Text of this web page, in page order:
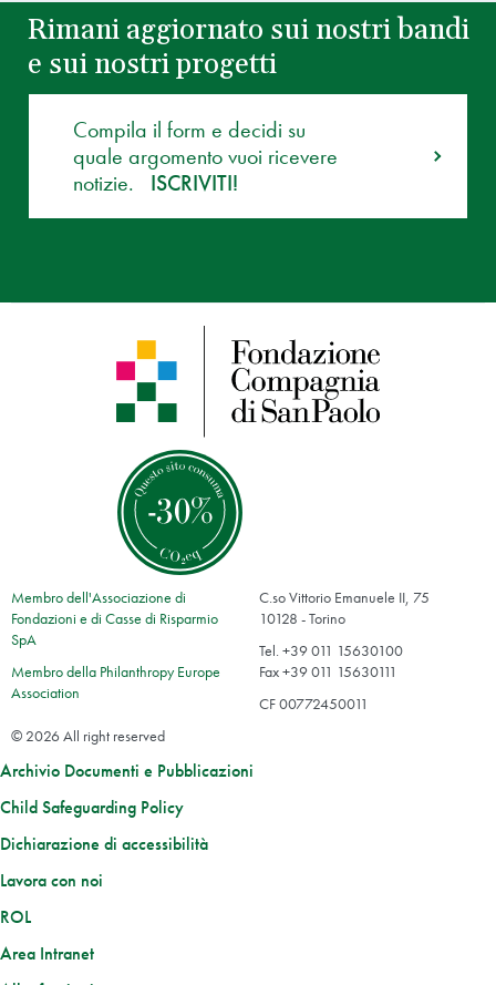
Rimani aggiornato sui nostri bandi
e sui nostri progetti
Compila il form e decidi su
quale argomento vuoi ricevere
notizie.
ISCRIVITI!
Membro dell'Associazione di
Fondazioni e di Casse di Risparmio
SpA
Membro della Philanthropy Europe
Association
C.so Vittorio Emanuele II, 75
10128 - Torino
Tel. +39 011 15630100
Fax +39 011 15630111
CF 00772450011
© 2026 All right reserved
Archivio Documenti e Pubblicazioni
Child Safeguarding Policy
Dichiarazione di accessibilità
Lavora con noi
ROL
Area Intranet